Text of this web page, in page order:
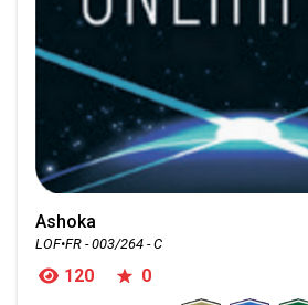
Ashoka
LOF•FR - 003/264 - C
120 0